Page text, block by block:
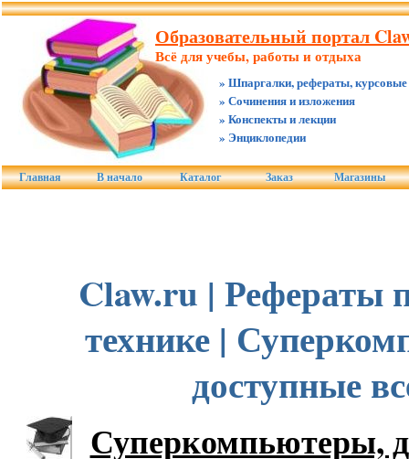
Образовательный портал
Всё для учебы, работы и отдыха
» Шпаргалки, рефераты, курсовые
» Сочинения и изложения
» Конспекты и лекции
» Энциклопедии
Главная В начало Каталог Заказ Магазины
Claw.ru | Рефераты
технике |
доступные
Суперкомпьютеры,